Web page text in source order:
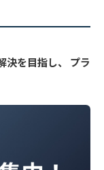
決を目指し、 プラ